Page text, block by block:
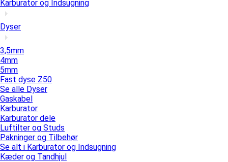
Karburator og Indsugning
Dyser
3,5mm
4mm
5mm
Fast dyse Z50
Se alle Dyser
Gaskabel
Karburator
Karburator dele
Luftilter og Studs
Pakninger og Tilbehør
Se alt i Karburator og Indsugning
Kæder og Tandhjul